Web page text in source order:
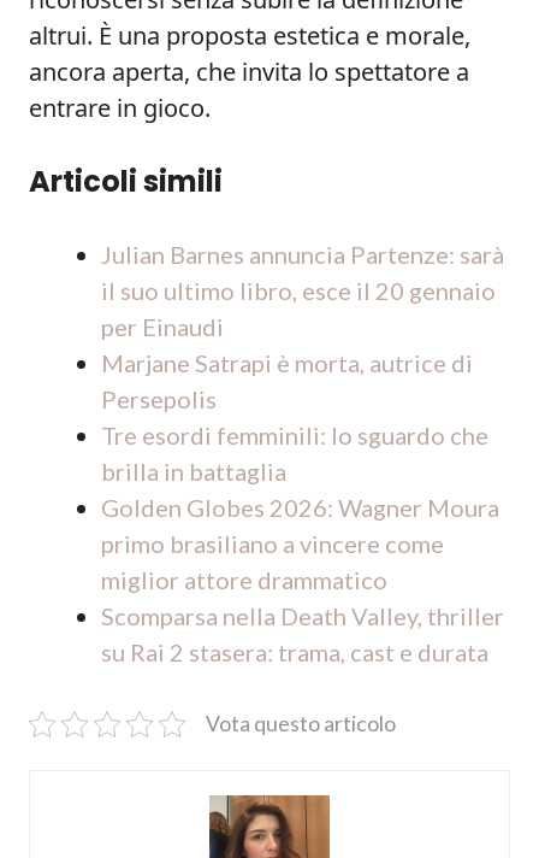
altrui. È una proposta estetica e morale,
ancora aperta, che invita lo spettatore a
entrare in gioco.
Articoli simili
Julian Barnes annuncia Partenze: sarà
il suo ultimo libro, esce il 20 gennaio
per Einaudi
Marjane Satrapi è morta, autrice di
Persepolis
Tre esordi femminili: lo sguardo che
brilla in battaglia
Golden Globes 2026: Wagner Moura
primo brasiliano a vincere come
miglior attore drammatico
Scomparsa nella Death Valley, thriller
su Rai 2 stasera: trama, cast e durata
Vota questo articolo